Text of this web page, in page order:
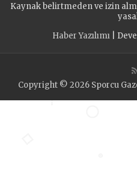
Kaynak belirtmeden ve izin
Haber Yazılımı |
Copyright © 2026 Sporcu